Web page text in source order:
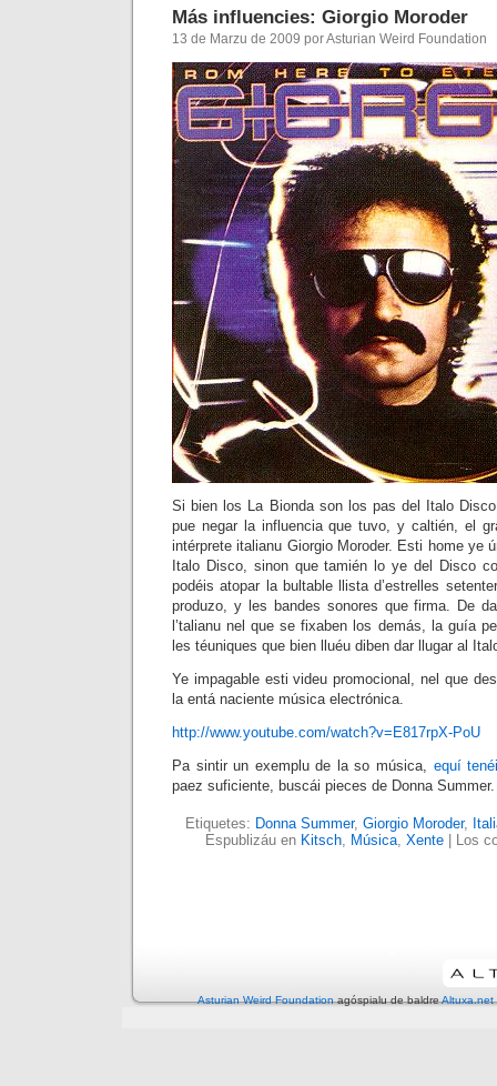
Más influencies: Giorgio Moroder
13 de Marzu de 2009 por Asturian Weird Foundation
Si bien los La Bionda son los pas del Italo
pue negar la influencia que tuvo, y caltién, el
intérprete italianu Giorgio Moroder. Esti home ye
Italo Disco, sinon que tamién lo ye del Disco
podéis atopar la bultable llista d’estrelles
produzo, y les bandes sonores que firma. De
l’talianu nel que se fixaben los demás, la guía
les téuniques que bien lluéu diben dar llugar al
Ye impagable esti videu promocional, nel que
la entá naciente música electrónica.
http://www.youtube.com/watch?v=E817rpX-PoU
Pa sintir un exemplu de la so música, equí
paez suficiente, buscái pieces de Donna Summer.
Etiquetes: Donna Summer, Giorgio Moroder,
Espublizáu en Kitsch, Música, Xente| Los
Asturian Weird Foundationagóspialu de baldreAltuxa.net